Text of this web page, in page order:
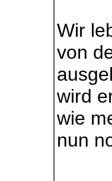
Wir
von
wird
wie
nun